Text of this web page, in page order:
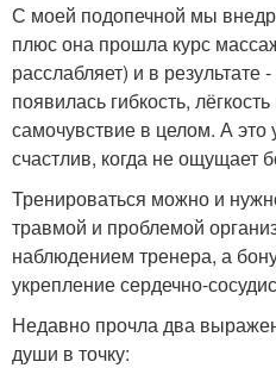
С моей подопечной мы
плюс она прошла курс
расслабляет) и в результате
появилась гибкость,
самочувствие в целом. А это
счастлив, когда не ощущает
Тренироваться можно и
травмой и проблемой
наблюдением тренера, а
укрепление сердечно-
Недавно прочла два
души в точку: